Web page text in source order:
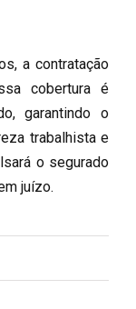
a contratação
cobertura é
garantindo o
trabalhista e
o segurado
juízo.